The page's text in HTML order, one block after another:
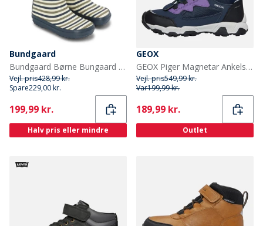
Bundgaard
Bundgaard Børne Bungaard Charly Høj Gummistøvler Oceanic Stripe
Vejl. pris428,99 kr.
Spare229,00 kr.
Current
199,99 kr.
Halv pris eller mindre
GEOX
GEOX Piger Magnetar Ankelstøvler Navy/Violet
Vejl. pris549,99 kr.
Var199,99 kr.
Current
189,99 kr.
Outlet